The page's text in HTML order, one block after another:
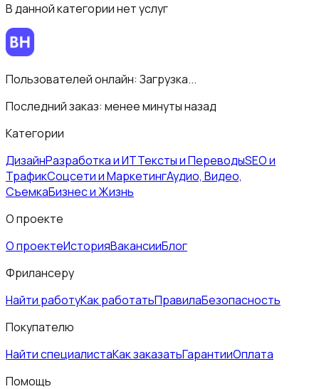
В данной категории нет услуг
Пользователей онлайн: Загрузка...
Последний заказ: менее минуты назад
Категории
ДизайнРазработка и ИТТексты и ПереводыSEO и
ТрафикСоцсети и МаркетингАудио, Видео,
СъемкаБизнес и Жизнь
О проекте
О проектеИсторияВакансииБлог
Фрилансеру
Найти работуКак работатьПравилаБезопасность
Покупателю
Найти специалистаКак заказатьГарантииОплата
Помощь